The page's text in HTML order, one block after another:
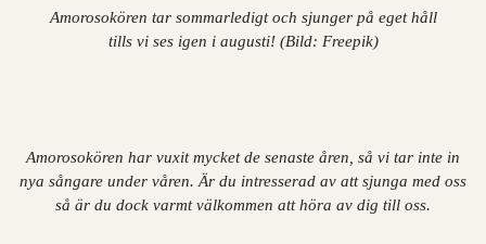
Amorosokören tar sommarledigt och sjunger på eget håll
tills vi ses igen i augusti! (Bild: Freepik)
Amorosokören har vuxit mycket de senaste åren, så vi tar inte in
nya sångare under våren. Är du intresserad av att sjunga med oss
så är du dock varmt välkommen att höra av dig till oss.